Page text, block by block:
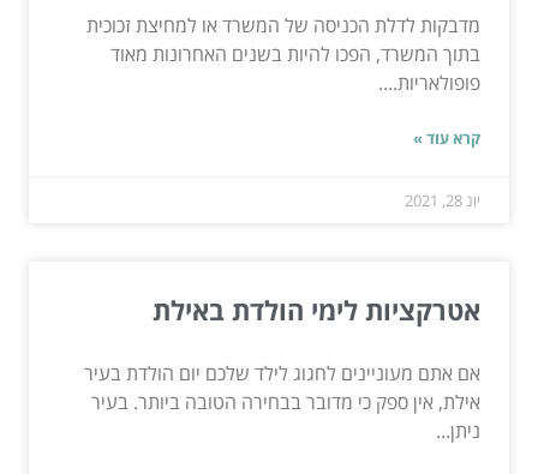
מדבקות לדלת הכניסה של המשרד או למחיצת זכוכית
בתוך המשרד, הפכו להיות בשנים האחרונות מאוד
פופולאריות....
קרא עוד »
יונ 28, 2021
אטרקציות לימי הולדת באילת
אם אתם מעוניינים לחגוג לילד שלכם יום הולדת בעיר
אילת, אין ספק כי מדובר בבחירה הטובה ביותר. בעיר
ניתן...